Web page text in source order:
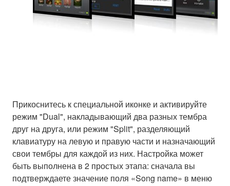
Прикоснитесь к специальной иконке и активируйте
режим "Dual", накладывающий два разных тембра
друг на друга, или режим "Split", разделяющий
клавиатуру на левую и правую части и назначающий
свои тембры для каждой из них. Настройка может
быть выполнена в 2 простых этапа: сначала вы
подтверждаете значение поля «Song name» в меню